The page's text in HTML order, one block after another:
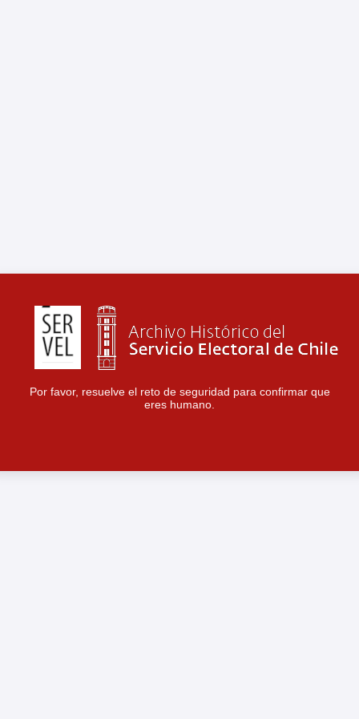
Por favor, resuelve el reto de seguridad para confirmar que
eres humano.